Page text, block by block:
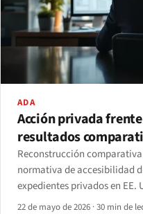
ADA
Acción privada
resultados
Reconstrucción
normativa de accesibilidad
expedientes privados en EE.
frente a unos cientos de
22 de mayo de 2026 ·30 min de